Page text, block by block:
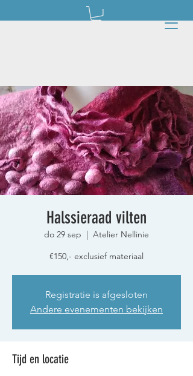
Halssieraad vilten
do 29 sep
  |
Atelier Nellinie
€150,- exclusief materiaal
Registratie is afgesloten
Andere evenementen bekijken
Tijd en locatie